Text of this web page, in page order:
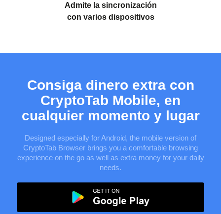
Admite la sincronización
con varios dispositivos
Consiga dinero extra con
CryptoTab Mobile, en
cualquier momento y lugar
Designed especially forAndroid, the mobile version of
CryptoTab Browser brings you a comfortable browsing
experience on the go as well as extra money for your daily
needs.